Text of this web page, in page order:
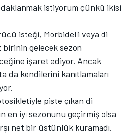
istiyorum çünkü ikisi
isteği, Morbidelli veya di
birinin gelecek sezon
işaret ediyor. Ancak
da kendilerini kanıtlamaları
piste çıkan di
en iyi sezonunu geçirmiş olsa
net bir üstünlük kuramadı.